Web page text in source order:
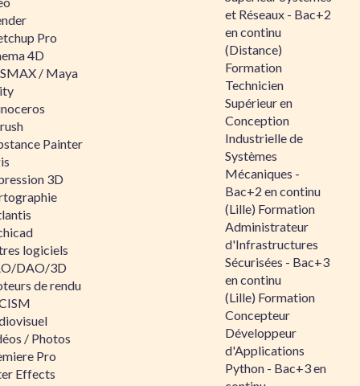
Pro
4D
/ Maya
Painter
3D
logiciels
DAO/3D
de rendu
/ Photos
Pro
Effects
et Réseaux - Bac+2
en continu
(Distance)
Formation
Technicien
Supérieur en
Conception
Industrielle de
Systèmes
Mécaniques -
Bac+2 en continu
(Lille) Formation
Administrateur
d'Infrastructures
Sécurisées - Bac+3
en continu
(Lille) Formation
Concepteur
Développeur
d'Applications
Python - Bac+3 en